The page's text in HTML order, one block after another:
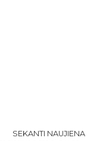
SEKANTI NAUJIENA